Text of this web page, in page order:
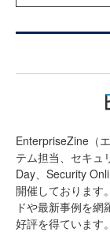
EnterpriseZine（
テム担当、セキュ
Day、Security
開催しております
ドや最新事例を網
好評を得ています。